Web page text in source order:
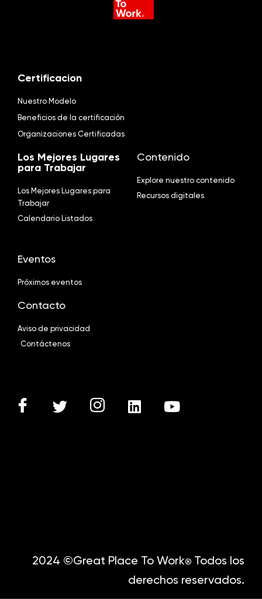
Certificacion
Nuestro Modelo
Beneficios de la certificación
Organizaciones Certificadas
Los Mejores Lugares
para Trabajar
Los Mejores Lugares para
Trabajar
Calendario Listados
Contenido
Explore nuestro contenido
Recursos digitales
Eventos
Próximos eventos
Contacto
Aviso de privacidad
Contáctenos
2024 ©Great Place To Work® Todos los
derechos reservados.